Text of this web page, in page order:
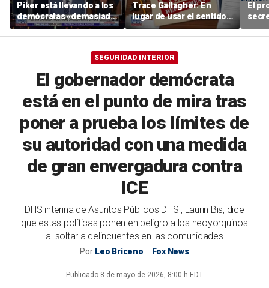
Piker está llevando a los
demócratas «demasiado
al límite»: Joel Pollak
Trace Gallagher: En
lugar de usar el sentido
común, Kamala Harris
optando por el «sentido
El
SEGURIDAD INTERIOR
El gobernador demócrata
está en el punto de mira tras
poner a prueba los límites de
su autoridad con una medida
de gran envergadura contra
ICE
DHS interina de Asuntos Públicos DHS , Laurin Bis, dice
que estas políticas ponen en peligro a los neoyorquinos
al soltar a delincuentes en las comunidades
Por Leo Briceno Fox News
Publicado 8 de mayo de 2026, 8:00 h EDT